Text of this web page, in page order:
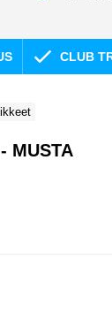
CLUB
MUSTA